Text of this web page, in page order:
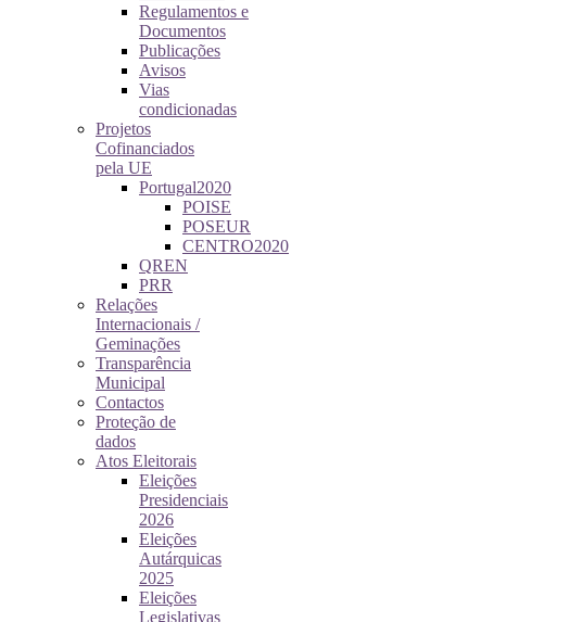
Regulamentos e
Documentos
Publicações
Avisos
Vias
condicionadas
Projetos
Cofinanciados
pela UE
Portugal2020
POISE
POSEUR
CENTRO2020
QREN
PRR
Relações
Internacionais /
Geminações
Transparência
Municipal
Contactos
Proteção de
dados
Atos Eleitorais
Eleições
Presidenciais
2026
Eleições
Autárquicas
2025
Eleições
Legislativas